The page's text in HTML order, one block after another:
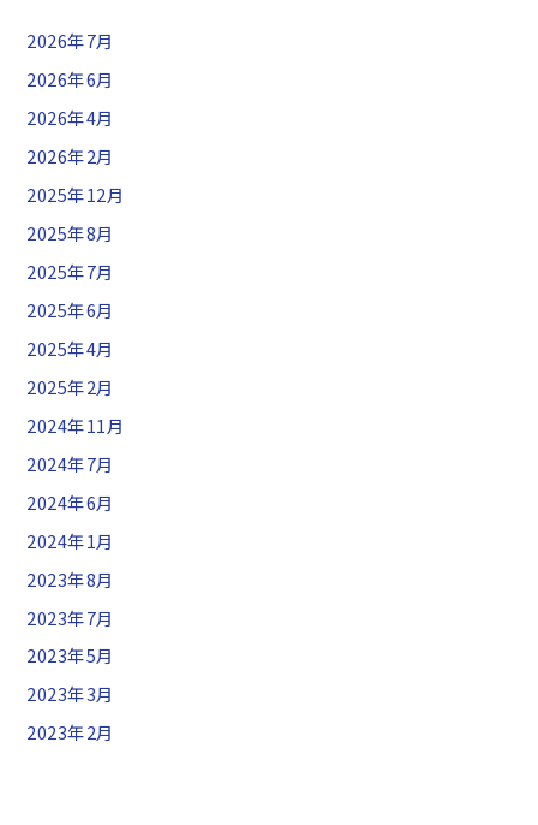
2026年7月
2026年6月
2026年4月
2026年2月
2025年12月
2025年8月
2025年7月
2025年6月
2025年4月
2025年2月
2024年11月
2024年7月
2024年6月
2024年1月
2023年8月
2023年7月
2023年5月
2023年3月
2023年2月